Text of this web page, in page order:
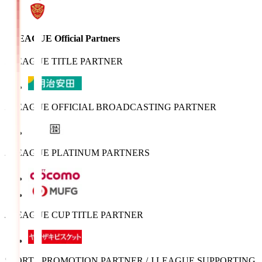
J.LEAGUE Official Partners
J.LEAGUE TITLE PARTNER
J.LEAGUE OFFICIAL BROADCASTING PARTNER
J.LEAGUE PLATINUM PARTNERS
J.LEAGUE CUP TITLE PARTNER